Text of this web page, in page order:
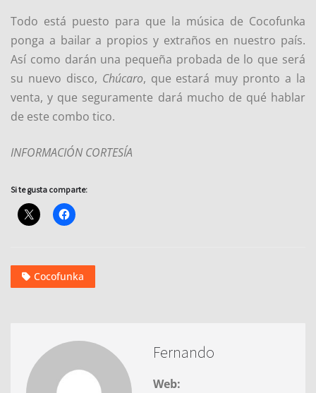
Todo está puesto para que la música de Cocofunka
ponga a bailar a propios y extraños en nuestro país.
Así como darán una pequeña probada de lo que será
su nuevo disco, Chúcaro, que estará muy pronto a la
venta, y que seguramente dará mucho de qué hablar
de este combo tico.
INFORMACIÓN CORTESÍA
Si te gusta comparte:
Cocofunka
Fernando
Web: